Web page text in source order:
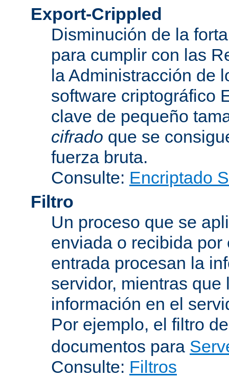
Export-Crippled
Disminución de la
para cumplir con las
la Administracción de
software criptográfico
clave de pequeño
cifrado que se
fuerza bruta.
Consulte: Encriptado
Filtro
Un proceso que se
enviada o recibida
entrada procesan la
servidor, mientras
información en el
Por ejemplo, el filtro
documentos para
Consulte: Filtros